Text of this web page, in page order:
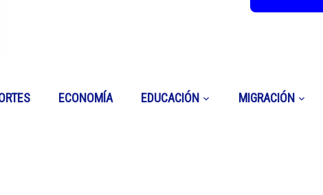
ECONOMÍA EDUCACIÓN MIGRACIÓN